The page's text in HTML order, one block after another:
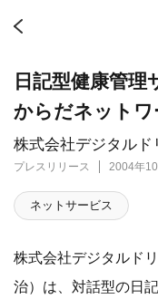
株式会社デジタルド
プレスリリース 2004年
日記型健康管理
からだネットワ
ネットサービス
株式会社デジタルド
治）は、対話型の日